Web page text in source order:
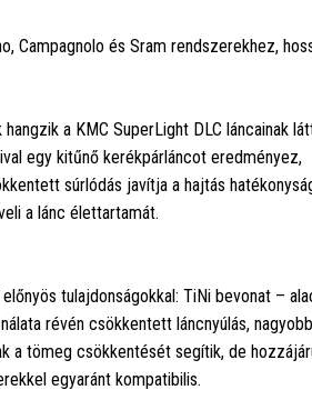
Campagnolo és Sram rendszerekhez,
a KMC SuperLight DLC láncainak
egy kitűnő kerékpárláncot eredményez,
súrlódás javítja a hajtás
a lánc élettartamát.
tulajdonságokkal: TiNi bevonat –
révén csökkentett láncnyúlás,
a tömeg csökkentését segítik, de
egyaránt kompatibilis.